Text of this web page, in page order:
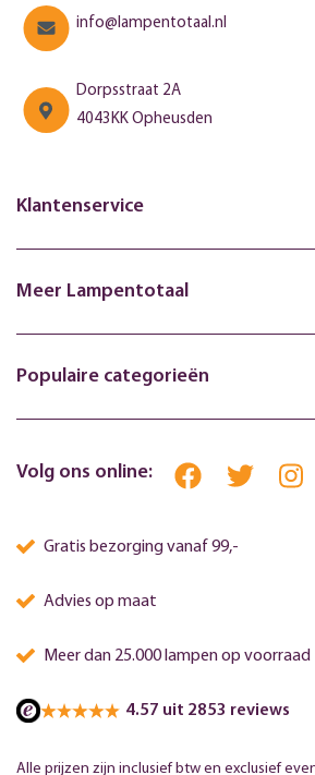
info@lampentotaal.nl
Dorpsstraat 2A
4043KK Opheusden
Klantenservice
Meer Lampentotaal
Populaire categorieën
Volg ons online:
Gratis bezorging vanaf 99,-
Advies op maat
Meer dan 25.000 lampen op voorraad
4.57 uit 2853 reviews
Alle prijzen zijn inclusief btw en exclusief